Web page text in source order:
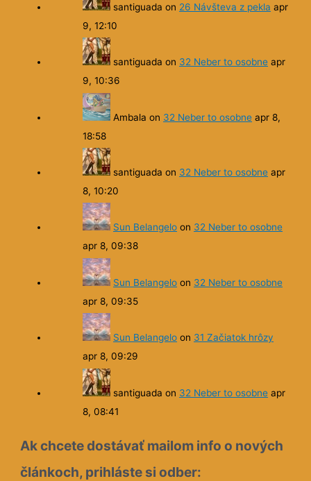
santiguada on 26 Návšteva z pekla apr
9, 12:10
santiguada on 32 Neber to osobne apr
9, 10:36
Ambala on 32 Neber to osobne apr 8,
18:58
santiguada on 32 Neber to osobne apr
8, 10:20
Sun Belangelo on 32 Neber to osobne
apr 8, 09:38
Sun Belangelo on 32 Neber to osobne
apr 8, 09:35
Sun Belangelo on 31 Začiatok hrôzy
apr 8, 09:29
santiguada on 32 Neber to osobne apr
8, 08:41
Ak chcete dostávať mailom info o nových
článkoch, prihláste si odber: